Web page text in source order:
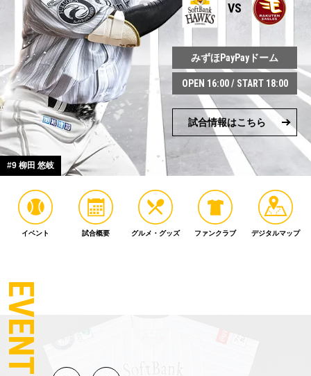
イベント 試合概要 グルメ・グッズ ファンクラブ デジタルマップ
#9 柳田 悠岐
VS
みずほPayPayドーム
OPEN 16:00 / START 18:00
試合情報はこちら
EVENT